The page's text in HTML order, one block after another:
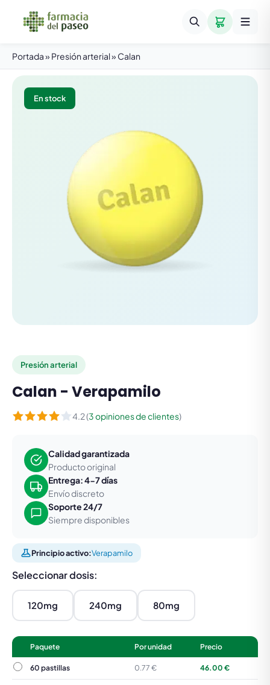
Portada» Presión arterial» Calan
En stock
Presión arterial
Calan - Verapamilo
4.2 (3 opiniones de clientes)
Calidad garantizada
Producto original
Entrega: 4-7 días
Envío discreto
Soporte 24/7
Siempre disponibles
Principio activo:Verapamilo
Seleccionar dosis:
120mg 240mg 80mg
Paquete Por unidad Precio
60 pastillas
60 pastillas 0.77 € 46.00 €